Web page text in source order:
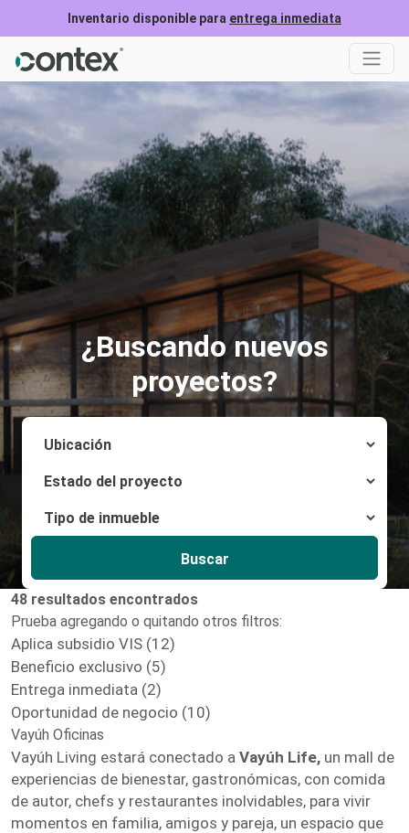
Inventario disponible para entrega inmediata
¿Buscando nuevos
proyectos?
Buscar
48 resultados encontrados
Prueba agregando o quitando otros filtros:
Aplica subsidio VIS (12)
Beneficio exclusivo (5)
Entrega inmediata (2)
Oportunidad de negocio (10)
Vayúh Oficinas
Vayúh Living estará conectado a Vayúh Life, un mall de
experiencias de bienestar, gastronómicas, con comida
de autor, chefs y restaurantes inolvidables, para vivir
momentos en familia, amigos y pareja, un espacio que